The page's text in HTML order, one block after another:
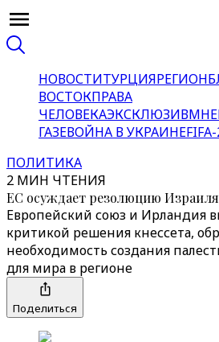
НОВОСТИТУРЦИЯРЕГИОН
ВОСТОКПРАВА
ЧЕЛОВЕКАЭКСКЛЮЗИВ
ГАЗЕВОЙНА В УКРАИНЕ
ПОЛИТИКА
2 МИН ЧТЕНИЯ
ЕС осуждает резолюцию
Европейский союз и Ирландия
критикой решения кнессета,
необходимость создания
для мира в регионе
Поделиться